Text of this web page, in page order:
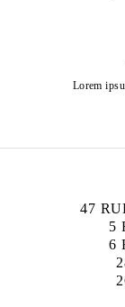
Lorem
47
5
6